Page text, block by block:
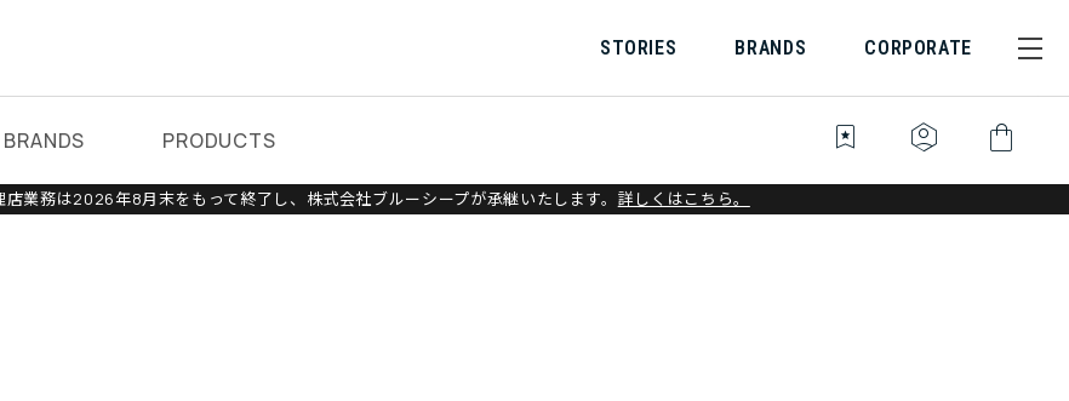
STORIES BRANDS CORPORATE
BRANDS PRODUCTS bookmark_star identity_platform shopping_bag
業務は2026年8月末をもって終了し、株式会社ブルーシープが承継いたします。 詳しくはこちら。